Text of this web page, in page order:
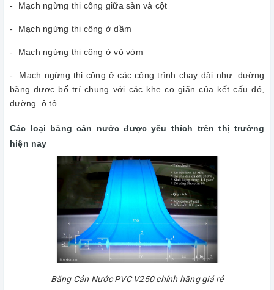
- Mạch ngừng thi công giữa sàn và cột
- Mạch ngừng thi công ở dầm
- Mạch ngừng thi công ở vỏ vòm
- Mạch ngừng thi công ở các công trình chạy dài như: đường
băng được bố trí chung với các khe co giãn của kết cấu đó,
đường ô tô…
Các loại băng cản nước được yêu thích trên thị trường
hiện nay
Băng Cản Nước PVC V250 chính hãng giá rẻ